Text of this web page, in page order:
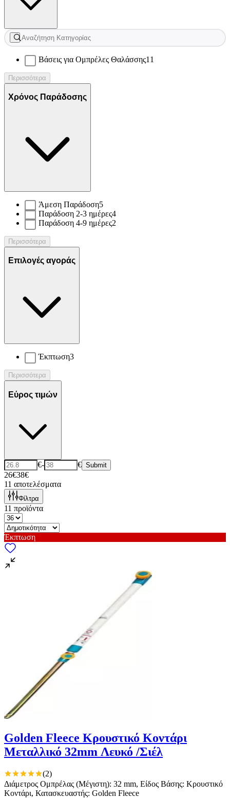
Βάσεις για Ομπρέλες Θαλάσσης11
Περισσότερα
Χρόνος Παράδοσης
Άμεση Παράδοση5
Παράδοση 2-3 ημέρες4
Παράδοση 4-9 ημέρες2
Περισσότερα
Επιλογές αγοράς
Έκπτωση3
Περισσότερα
Εύρος τιμών
€- € Submit
26€38€
11 αποτελέσματα
Φίλτρα
11 προϊόντα
Έκπτωση
Golden Fleece Κρουστικό Κοντάρι
Μεταλλικό 32mm Λευκό /Σιέλ
(2)
Διάμετρος Ομπρέλας (Μέγιστη): 32 mm, Είδος Βάσης: Κρουστικό
Κοντάρι, Κατασκευαστής: Golden Fleece